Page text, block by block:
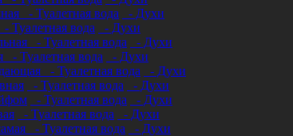
- Туалетная вода
- Духи
- Туалетная вода
- Духи
- Туалетная вода
- Духи
- Туалетная вода
- Духи
- Туалетная вода
- Духи
- Туалетная вода
- Духи
- Туалетная вода
- Духи
- Туалетная вода
- Духи
- Туалетная вода
- Духи